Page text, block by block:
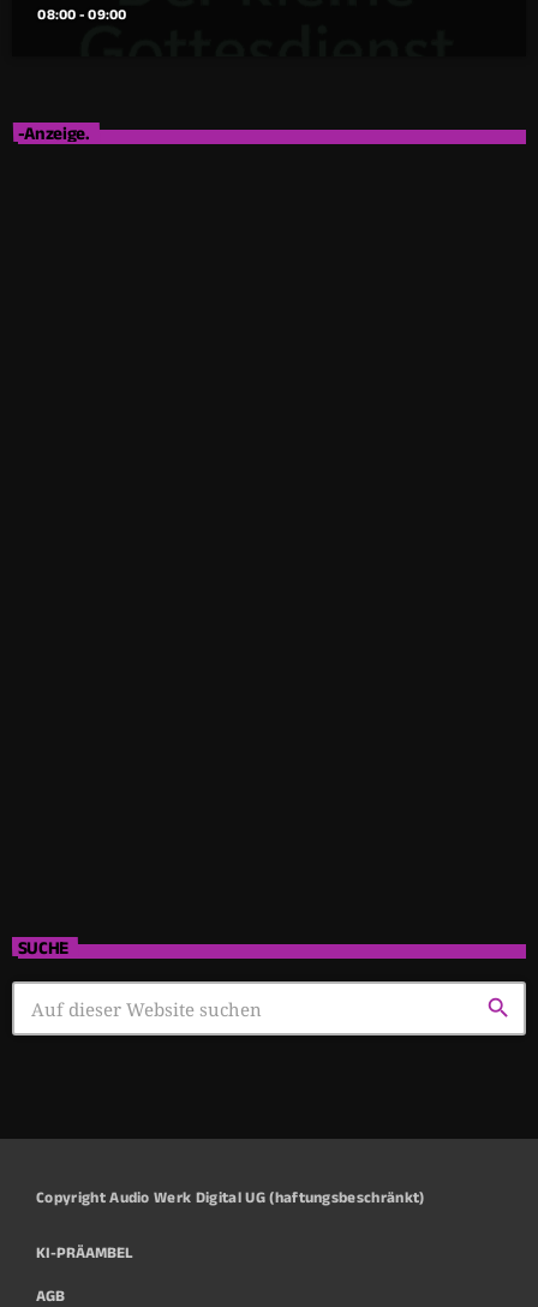
08:00 - 09:00
-Anzeige.
SUCHE
search
Copyright Audio Werk Digital UG (haftungsbeschränkt)
KI-PRÄAMBEL
AGB